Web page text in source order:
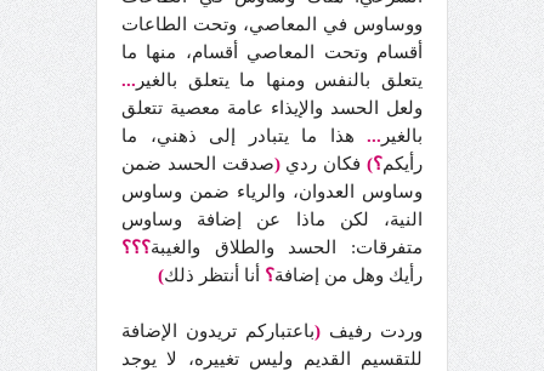
ووساوس في المعاصي، وتحت الطاعات
أقسام وتحت المعاصي أقسام، منها ما
يتعلق بالنفس ومنها ما يتعلق بالغير ...
ولعل الحسد والإيذاء عامة معصية تتعلق
بالغير ... هذا ما يتبادر إلى ذهني، ما
رأيكم؟) فكان ردي(صدقت الحسد ضمن
وساوس العدوان، والرياء ضمن وساوس
النية، لكن ماذا عن إضافة وساوس
متفرقات: الحسد والطلاق والغيبة؟؟؟
رأيك وهل من إضافة؟ أنا أنتظر ذلك)
وردت رفيف (باعتباركم تريدون الإضافة
للتقسيم القديم وليس تغييره، لا يوجد